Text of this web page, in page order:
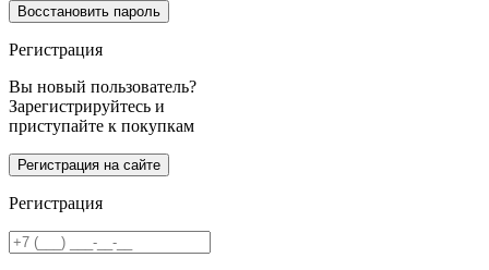
Регистрация
Вы новый пользователь?
Зарегистрируйтесь и
приступайте к покупкам
Регистрация